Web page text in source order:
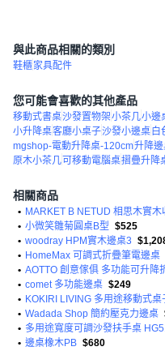
與此商品相關的類別
鞋櫃家具配件
您可能會喜歡的其他產品
移動式書桌沙發置物架小茶几小邊
小升降桌客廳小桌子沙發小邊桌 白
mgshop-電動升降桌-120cm升降
原木小茶几 可移動電腦桌摺疊升降
相關商品
• MARKET B NETUD 相思木實木
• 小微笑雛菊圓桌B型 $525
• woodray HPM實木邊桌3
• HomeMax 可調式折疊筆電邊桌
•
• comet 多功能邊桌 $249
• KOKIRI LIVING 多用途移動式桌
• Wadada Shop 簡約壓克力邊桌
• 多用途寬度可調沙發扶手桌
• 邊桌橡木PB $680